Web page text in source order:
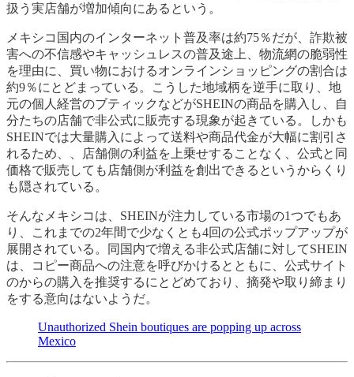
扱う実店舗が増加傾向にあるという。
メキシコ国内のインターネット普及率は約75％だが、詐欺被
害への不信感やキャッシュレスの普及途上、物流網の脆弱性
を理由に、買い物におけるオンラインショッピングの割合は
約9％にとどまっている。こうした地域柄を逆手に取り、地
元の個人経営のブティックなどがSHEINの商品を購入し、自
分たちの店舗で非公式に販売する現象が起きている。しかも
SHEINでは大量購入によって送料や商品代金が大幅に割引さ
れるため、、店舗側の利益を上乗せすることなく、公式と同
価格で販売しても店舗側が利益を創出できるというからくり
も隠されている。
そんなメキシコは、SHEINが注力している市場の1つでもあ
り、これまでの2年間で少なくとも4回の公式ポップアップが
展開されている。同国内で増える非公式店舗に対してSHEIN
は、コピー商品への注意を呼びかけるとともに、公式サイト
のからの購入を推奨するにとどめており、摘発や取り締まり
をする意向はないようだ。
Unauthorized Shein boutiques are popping up across
Mexico